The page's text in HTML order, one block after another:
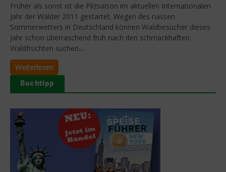
Früher als sonst ist die Pilzsaison im aktuellen Internationalen
Jahr der Wälder 2011 gestartet. Wegen des nassen
Sommerwetters in Deutschland können Waldbesucher dieses
Jahr schon überraschend früh nach den schmackhaften
Waldfrüchten suchen....
Weiterlesen
Buchtipp